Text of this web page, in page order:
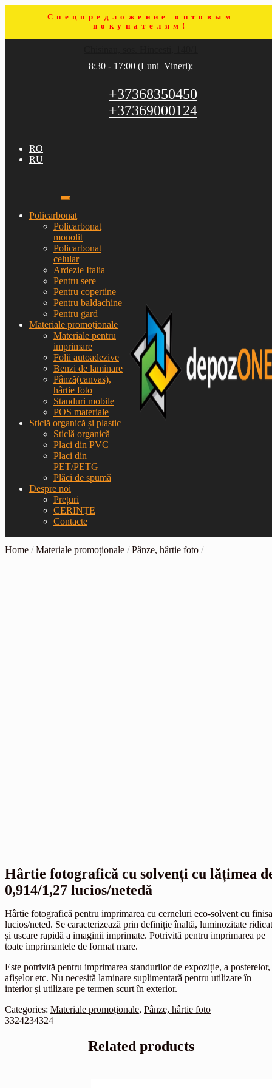
Спецпредложение оптовым
покупателям!
8:30 - 17:00 (Luni–Vineri);
+37368350450
+37369000124
RO
RU
Policarbonat
Policarbonat
monolit
Policarbonat
celular
Ardezie Italia
Pentru sere
Pentru copertine
Pentru baldachine
Pentru gard
Materiale promoționale
Materiale pentru
imprimare
Folii autoadezive
Benzi de laminare
Pânză(canvas),
hârtie foto
Standuri mobile
POS materiale
Sticlă organică și plastic
Sticlă organică
Placi din PVC
Placi din
PET/PETG
Plăci de spumă
Despre noi
Prețuri
CERINȚE
Contacte
Home /Materiale promoționale /Pânze, hârtie foto /
Hârtie fotografică cu solvenți cu lățimea
0,914/1,27 lucios/netedă
Hârtie fotografică pentru imprimarea cu cerneluri eco-solvent cu
lucios/neted. Se caracterizează prin definiție înaltă, luminozitate
și uscare rapidă a imaginii imprimate. Potrivită pentru imprimarea pe
toate imprimantele de format mare.
Este potrivită pentru imprimarea standurilor de expoziție, a posterelor,
afișelor etc. Nu necesită laminare suplimentară pentru utilizare în
interior și utilizare pe termen scurt în exterior.
Categories: Materiale promoționale, Pânze, hârtie foto
3324234324
Related products